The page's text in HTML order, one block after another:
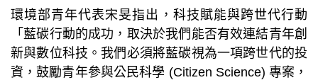
環境部青年代表宋旻指出，科技賦能與跨世代行動
「藍碳行動的成功，取決於我們能否有效連結青年創
新與數位科技。我們必須將藍碳視為一項跨世代的投
資，鼓勵青年參與公民科學 (Citizen Science) 專案，